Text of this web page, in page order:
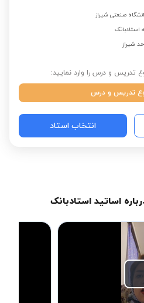
صنعتی شیراز
شیراز
تدریس و درس را وارد نمایید:
تدریس و درس
انتخاب استاد
اساتید استادبانک